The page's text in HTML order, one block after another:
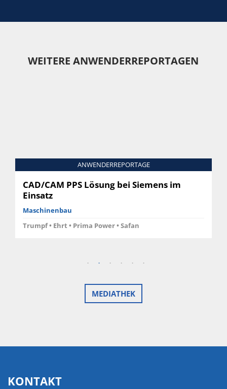
WEITERE ANWENDERREPORTAGEN
ANWENDERREPORTAGE
CAD/CAM PPS Lösung bei Siemens im
Einsatz
Maschinenbau
Trumpf • Ehrt • Prima Power • Safan
MEDIATHEK
KONTAKT